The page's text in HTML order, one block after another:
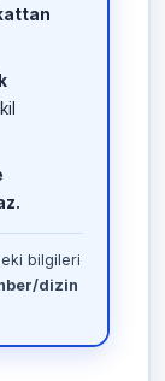
bilgileri
dizin